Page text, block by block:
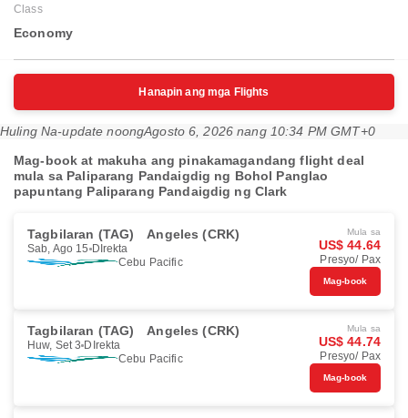
Class
Economy
Hanapin ang mga Flights
Huling Na-update noongAgosto 6, 2026 nang 10:34 PM GMT+0
Mag-book at makuha ang pinakamagandang flight deal
mula sa Paliparang Pandaigdig ng Bohol Panglao
papuntang Paliparang Pandaigdig ng Clark
Tagbilaran (TAG) Angeles (CRK)
Sab, Ago 15 DIrekta
Cebu Pacific
Mula sa
US$ 44.64
Presyo/ Pax
Mag-book
Tagbilaran (TAG) Angeles (CRK)
Huw, Set 3 DIrekta
Cebu Pacific
Mula sa
US$ 44.74
Presyo/ Pax
Mag-book